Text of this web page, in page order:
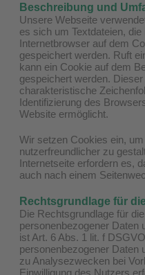
Beschreibung und
Unsere Webseite
es sich um Textdateien,
Internetbrowser auf dem
gespeichert werden. Ruft
kann ein Cookie auf dem
gespeichert werden.
charakteristische
Identifizierung des
Website ermöglicht.
Wir setzen Cookies ein,
nutzerfreundlicher zu
Internetseite erfordern es,
auch nach einem
Rechtsgrundlage für
Die Rechtsgrundlage für
personenbezogener Daten
ist Art. 6 Abs. 1 lit. f
personenbezogener Daten
zu Analysezwecken bei
Einwilligung des Nutzers